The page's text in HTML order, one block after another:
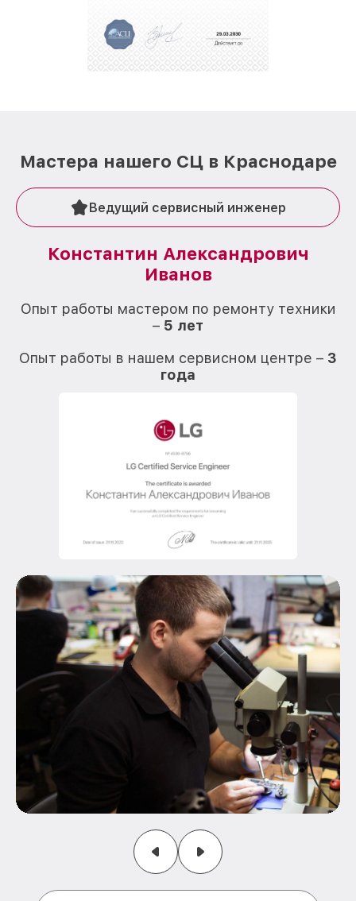
положительные отзывы и обрели отличную
репутацию. Мы постоянно совершенствуемся и
Мастера нашего СЦ в Краснодаре
Ведущий сервисный инженер
Константин Александрович
Иванов
Опыт работы мастером по ремонту техники
– 5 лет
Опыт работы в нашем сервисном центре – 3
года